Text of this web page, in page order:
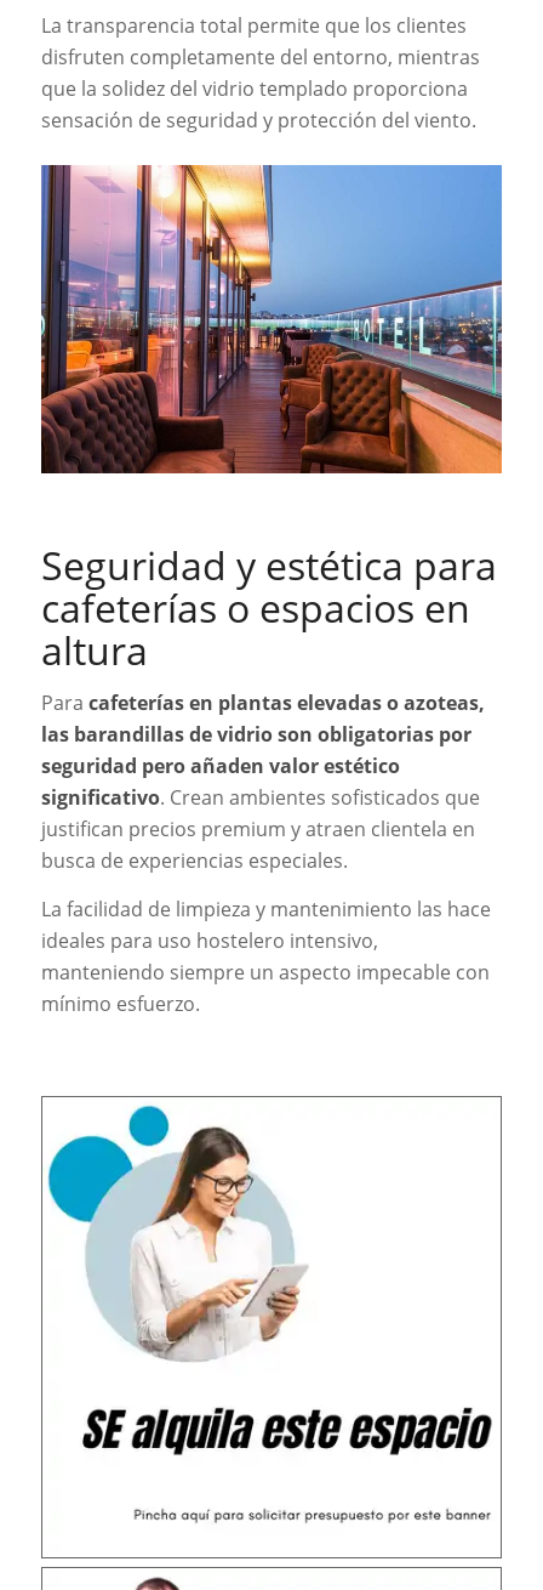
La transparencia total permite que los clientes
disfruten completamente del entorno, mientras
que la solidez del vidrio templado proporciona
sensación de seguridad y protección del viento.
Seguridad y estética para
cafeterías o espacios en
altura
Para cafeterías en plantas elevadas o azoteas,
las barandillas de vidrio son obligatorias por
seguridad pero añaden valor estético
significativo. Crean ambientes sofisticados que
justifican precios premium y atraen clientela en
busca de experiencias especiales.
La facilidad de limpieza y mantenimiento las hace
ideales para uso hostelero intensivo,
manteniendo siempre un aspecto impecable con
mínimo esfuerzo.